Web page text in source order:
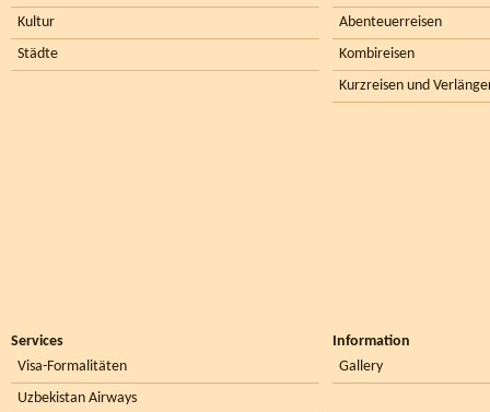
Kultur
Städte
Abenteuerreisen
Kombireisen
Kurzreisen und
Services
Visa-Formalitäten
Uzbekistan Airways
Information
Gallery